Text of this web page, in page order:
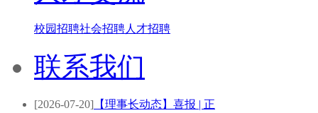
校园招聘社会招聘人才招聘
联系我们
[2026-07-20] 【理事长动态】喜报 | 正